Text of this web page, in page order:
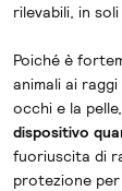
rilevabili, in
Poiché è
animali ai
occhi e la pelle,
dispositivo
fuoriuscita di
protezione